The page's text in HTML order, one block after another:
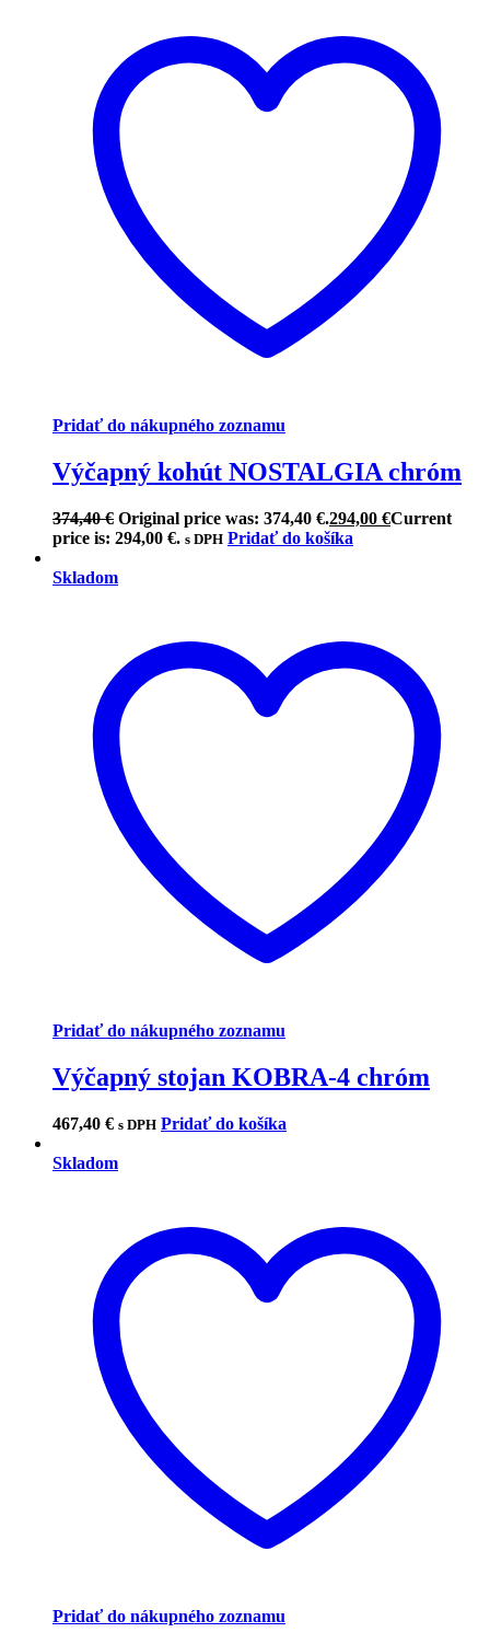
Pridať do nákupného zoznamu
Výčapný kohút NOSTALGIA chróm
374,40€ Original price was: 374,40 €.294,00 €Current
price is: 294,00 €. s DPH Pridať do košíka
Skladom
Pridať do nákupného zoznamu
Výčapný stojan KOBRA-4 chróm
467,40 € s DPH Pridať do košíka
Skladom
Pridať do nákupného zoznamu